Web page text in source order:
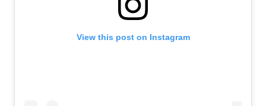
View this post on Instagram